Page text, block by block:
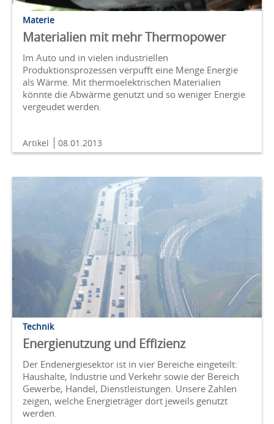
Materie
Materialien mit mehr Thermopower
Im Auto und in vielen industriellen
Produktionsprozessen verpufft eine Menge Energie
als Wärme. Mit thermoelektrischen Materialien
könnte die Abwärme genutzt und so weniger Energie
vergeudet werden.
Artikel 08.01.2013
Technik
Energienutzung und Effizienz
Der Endenergiesektor ist in vier Bereiche eingeteilt:
Haushalte, Industrie und Verkehr sowie der Bereich
Gewerbe, Handel, Dienstleistungen. Unsere Zahlen
zeigen, welche Energieträger dort jeweils genutzt
werden.